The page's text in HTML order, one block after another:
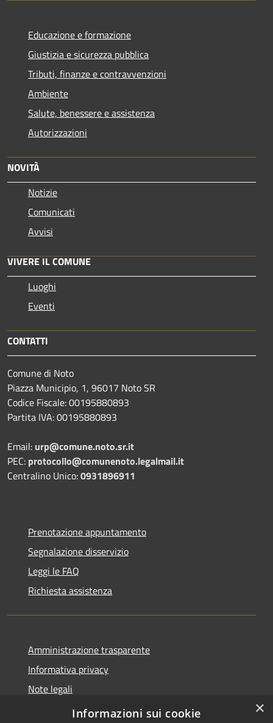
Educazione e formazione
Giustizia e sicurezza pubblica
Tributi, finanze e contravvenzioni
Ambiente
Salute, benessere e assistenza
Autorizzazioni
NOVITÀ
Notizie
Comunicati
Avvisi
VIVERE IL COMUNE
Luoghi
Eventi
CONTATTI
Comune di Noto
Piazza Municipio, 1, 96017 Noto SR
Codice Fiscale: 00195880893
Partita IVA: 00195880893
Email: urp@comune.noto.sr.it
PEC: protocollo@comunenoto.legalmail.it
Centralino Unico:0931896911
Prenotazione appuntamento
Segnalazione disservizio
Leggi le FAQ
Richiesta assistenza
Amministrazione trasparente
Informativa privacy
Note legali
Dichiarazione di accessibilità
×
Informazioni sui cookie